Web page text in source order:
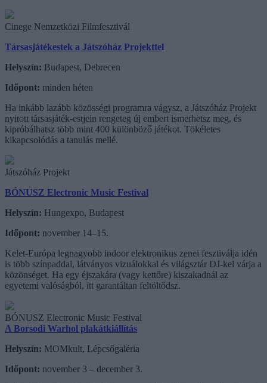
Cinege Nemzetközi Filmfesztivál
Társasjátékestek a Játszóház Projekttel
Helyszín: Budapest, Debrecen
Időpont: minden héten
Ha inkább lazább közösségi programra vágysz, a Játszóház Projekt
nyitott társasjáték-estjein rengeteg új embert ismerhetsz meg, és
kipróbálhatsz több mint 400 különböző játékot. Tökéletes
kikapcsolódás a tanulás mellé.
Játszóház Projekt
BÓNUSZ Electronic Music Festival
Helyszín: Hungexpo, Budapest
Időpont: november 14–15.
Kelet-Európa legnagyobb indoor elektronikus zenei fesztiválja idén
is több színpaddal, látványos vizuálokkal és világsztár DJ-kel várja a
közönséget. Ha egy éjszakára (vagy kettőre) kiszakadnál az
egyetemi valóságból, itt garantáltan feltöltődsz.
BÓNUSZ Electronic Music Festival
A Borsodi Warhol plakátkiállítás
Helyszín: MOMkult, Lépcsőgaléria
Időpont: november 3 – december 3.